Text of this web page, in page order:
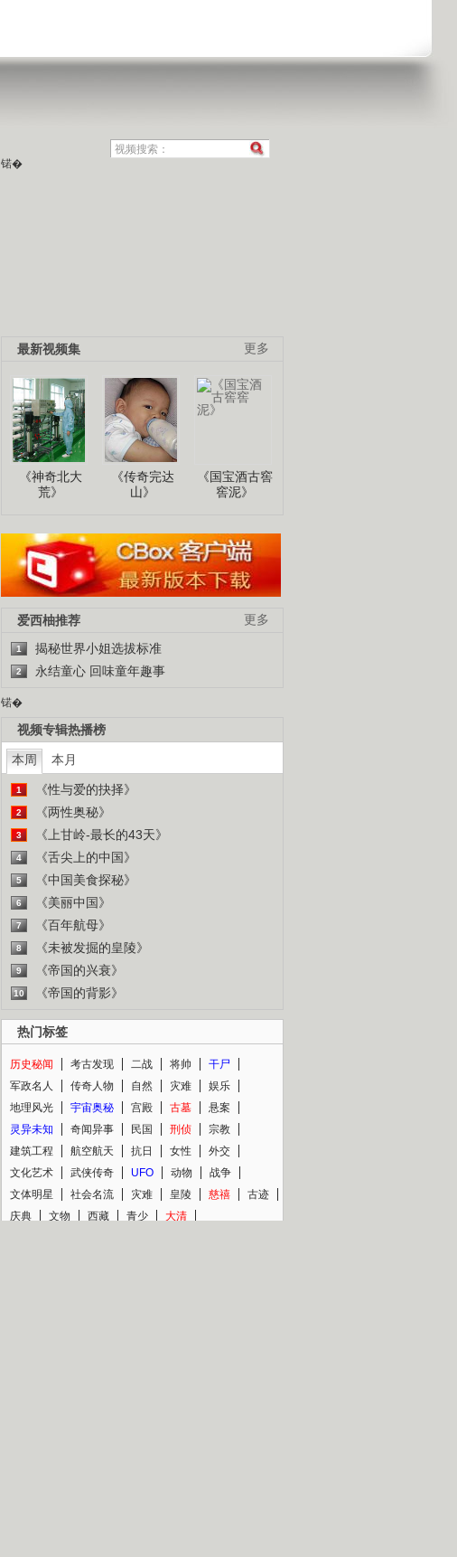
锘�
更多
最新视频集
《神奇北大
荒》
《传奇完达
山》
《国宝酒古窖
窖泥》
更多
爱西柚推荐
1 揭秘世界小姐选拔标准
2 永结童心 回味童年趣事
锘�
视频专辑热播榜
本周 本月
1 《性与爱的抉择》
2 《两性奥秘》
3 《上甘岭-最长的43天》
4 《舌尖上的中国》
5 《中国美食探秘》
6 《美丽中国》
7 《百年航母》
8 《未被发掘的皇陵》
9 《帝国的兴衰》
10 《帝国的背影》
热门标签
历史秘闻 考古发现 二战 将帅
干尸
军政名人
传奇人物 自然 灾难
娱乐
地理风光
宇宙奥秘 宫殿 古墓
悬案
灵异未知
奇闻异事 民国 刑侦
宗教
建筑工程
航空航天 抗日 女性
外交
文化艺术
武侠传奇 UFO 动物
战争
文体明星
社会名流 灾难 皇陵 慈禧
古迹
庆典
文物 西藏 青少 大清